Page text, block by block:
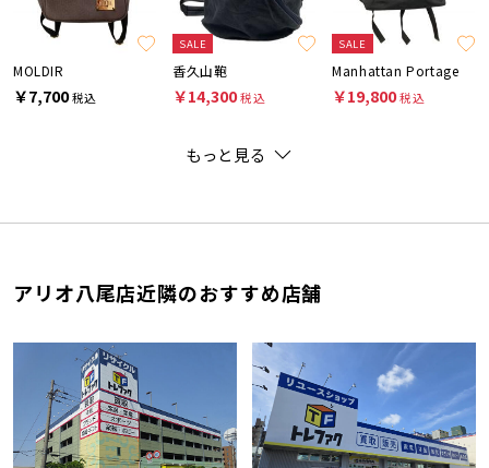
MOLDIR
￥7,700税込
SALE
香久山鞄
￥14,300税込
SALE
Manhattan Portage
￥19,800税込
もっと見る
アリオ八尾店近隣のおすすめ店舗